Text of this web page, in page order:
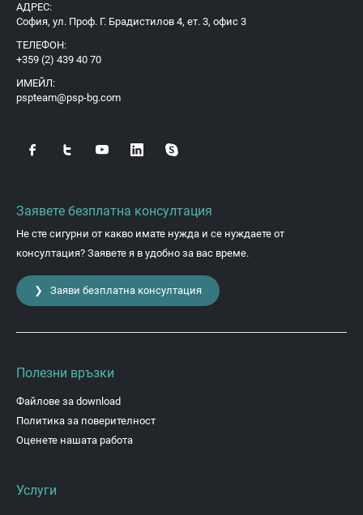
АДРЕС:
София, ул. Проф. Г. Брадистилов 4, ет. 3, офис 3
ТЕЛЕФОН:
+359 (2) 439 40 70
ИМЕЙЛ:
pspteam@psp-bg.com
Заявете безплатна консултация
Не сте сигурни от какво имате нужда и се нуждаете от
консултация? Заявете я в удобно за вас време.
❯ Заяви безплатна консултация
Полезни връзки
Файлове за download
Политика за поверителност
Оценете нашата работа
Услуги